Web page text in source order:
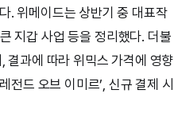
. 위메이드는 상반기 중 대표작
지갑 사업 등을 정리했다. 더불
결과에 따라 위믹스 가격에 영향
전드 오브 이미르’, 신규 결제 시